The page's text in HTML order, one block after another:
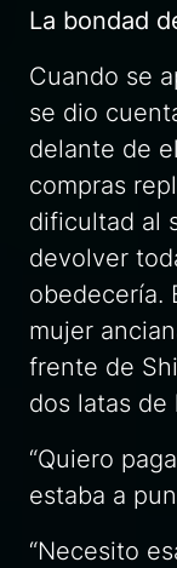
La bondad
Cuando se
se dio
delante de
compras
dificultad al
devolver
obedecería.
mujer
frente de
dos latas de
“Quiero
estaba a
“Necesito